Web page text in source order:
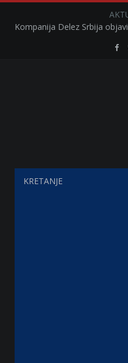
KRETANJE